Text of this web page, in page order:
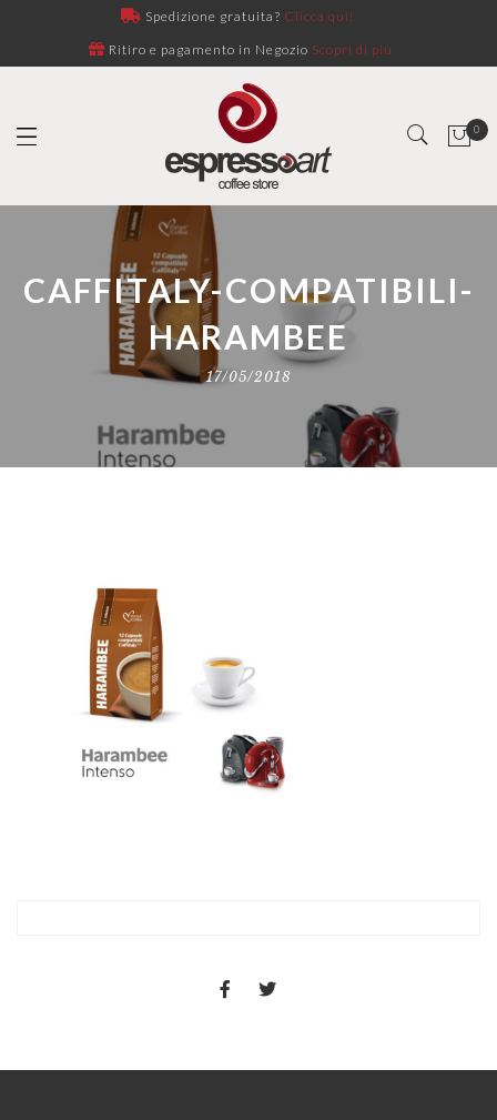
Spedizione gratuita? Clicca qui!
Ritiro e pagamento in Negozio Scopri di più
0
CAFFITALY-COMPATIBILI-
HARAMBEE
17/05/2018